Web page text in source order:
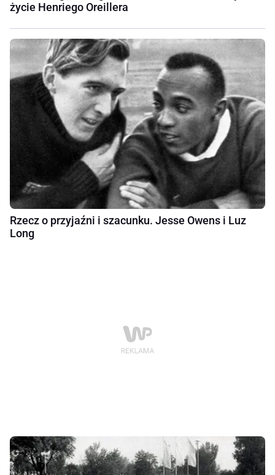
życie Henriego Oreillera
Rzecz o przyjaźni i szacunku. Jesse Owens i Luz
Long